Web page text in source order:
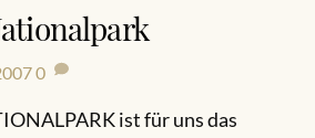
0
ist für uns das